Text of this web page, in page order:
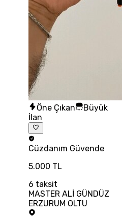
Öne Çıkan
Büyük
İlan
Cüzdanım Güvende
5.000 TL
6 taksit
MASTER ALİ GÜNDÜZ
ERZURUM OLTU